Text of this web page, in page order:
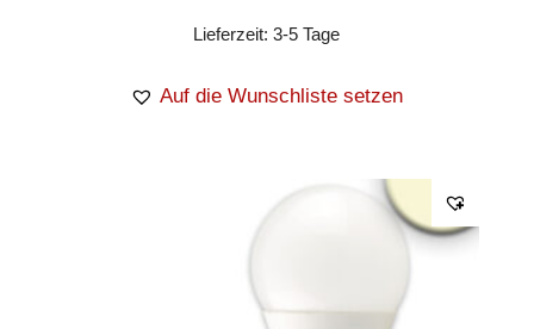
Lieferzeit:3-5 Tage
Auf die Wunschliste setzen